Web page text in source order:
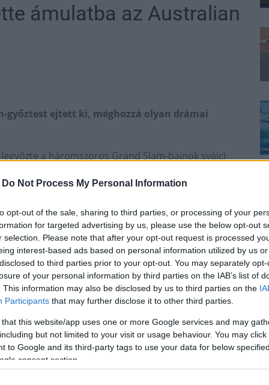
Do Not Process My Personal Information
opt-out of the sale, sharing to third parties, or processing of your
for targeted advertising by us, please use the below opt-out
selection. Please note that after your opt-out request is processed
interest-based ads based on personal information utilized by us
to third parties prior to your opt-out. You may separately
of your personal information by third parties on the IAB’s list of
This information may also be disclosed by us to third parties on the
Participants that may further disclose it to other third parties.
that this website/app uses one or more Google services and may
but not limited to your visit or usage behaviour. You may
to Google and its third-party tags to use your data for below
consent section.
ámulatba az Australian
győztest ejtett ki, méghozzá olyan drámai
a háromszoros Grand Slam-bajnok svájci
fordulójában.
Fucsovics egyet tudott megnyerni, 2018-ban
egyetlen tornagyőzelmét.
meccset a magyar játékos kezdte jobban, és
világranglistán, de volt harmadik is - 4:4-nél utolérte
a nyitószettjébe került. A folytatásban a
Federer állított meg a melbourne-i
és alig 33 perc alatt dupla játszmaelőnybe került.
teniszező